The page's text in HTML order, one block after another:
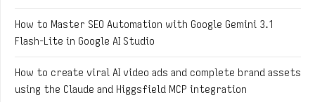
How to Master SEO Automation with Google Gemini 3.1
Flash-Lite in Google AI Studio
How to create viral AI video ads and complete brand assets
using the Claude and Higgsfield MCP integration